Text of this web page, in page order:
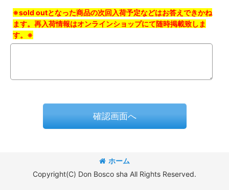
※sold outとなった商品の次回入荷予定などはお答えできかね
ます。再入荷情報はオンラインショップにて随時掲載致しま
す。※
確認画面へ
ホーム
Copyright(C) Don Bosco sha All Rights Reserved.